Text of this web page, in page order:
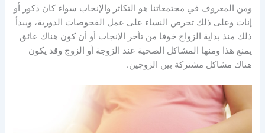
ومن المعروف في مجتمعاتنا هو التكاثر والإنجاب سواء كان ذكور أو
إناث وعلى ذلك تحرص النساء على عمل الفحوصات الدورية، ويبدأ
ذلك منذ بداية الزواج خوفا من تأخر الإنجاب أو أن كون هناك عائق
يمنع هذا ومنها المشاكل الصحية عند الزوجة أو الزوج وقد يكون
هناك مشاكل مشتركة بين الزوجين.